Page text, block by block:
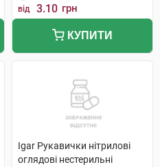
від 3.10 грн
КУПИТИ
Igar Рукавички нітрилові
оглядові нестерильні